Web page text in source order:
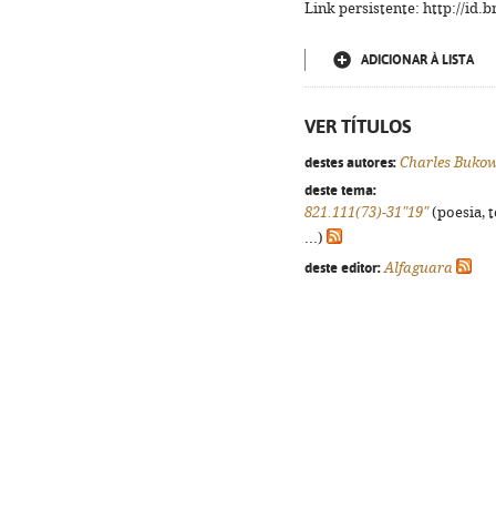
Link persistente: http://
ADICIONAR À LISTA
VER TÍTULOS
destes autores: Charles
deste tema:
821.111(73)-31"19"(poesia,
...)
deste editor: Alfaguara